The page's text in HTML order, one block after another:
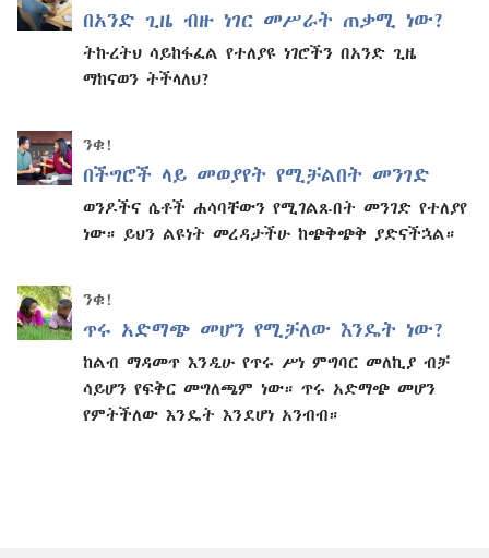
በአንድ ጊዜ ብዙ ነገር መሥራት ጠቃሚ ነው?
ትኩረትህ ሳይከፋፈል የተለያዩ ነገሮችን በአንድ ጊዜ
ማከናወን ትችላለህ?
ንቁ!
በችግሮች ላይ መወያየት የሚቻልበት መንገድ
ወንዶችና ሴቶች ሐሳባቸውን የሚገልጹበት መንገድ የተለያየ
ነው። ይህን ልዩነት መረዳታችሁ ከጭቅጭቅ ያድናችኋል።
ንቁ!
ጥሩ አድማጭ መሆን የሚቻለው እንዴት ነው?
ከልብ ማዳመጥ እንዲሁ የጥሩ ሥነ ምግባር መለኪያ ብቻ
ሳይሆን የፍቅር መግለጫም ነው። ጥሩ አድማጭ መሆን
የምትችለው እንዴት እንደሆነ አንብብ።